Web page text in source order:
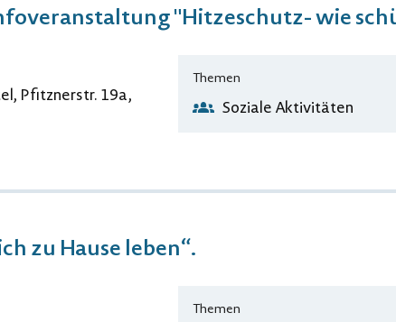
"Hitzeschutz- wie
Pfitznerstr. 19a,
Themen
Soziale Aktivitäten
zu Hause leben“.
Themen